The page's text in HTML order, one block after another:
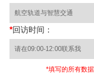
*回访时间：
*填写的所有数